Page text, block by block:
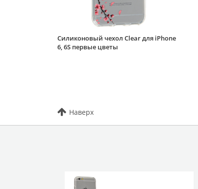
Силиконовый чехол Clear для iPhone
6, 6S первые цветы
Наверх